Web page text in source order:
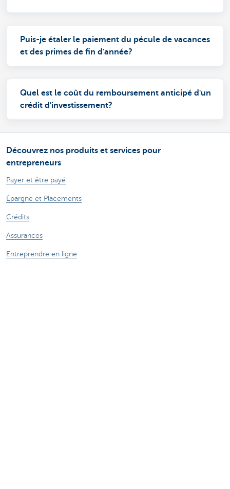
Puis-je étaler le paiement du pécule de vacances
et des primes de fin d'année?
Quel est le coût du remboursement anticipé d'un
crédit d'investissement?
Découvrez nos produits et services pour
entrepreneurs
Payer et être payé
Épargne et Placements
Crédits
Assurances
Entreprendre en ligne